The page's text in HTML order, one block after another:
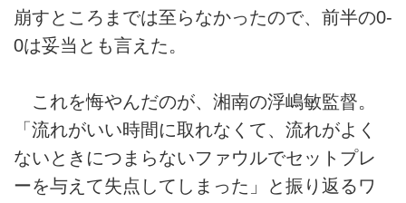
崩すところまでは至らなかったので、前半の0-
0は妥当とも言えた。
これを悔やんだのが、湘南の浮嶋敏監督。
「流れがいい時間に取れなくて、流れがよく
ないときにつまらないファウルでセットプレ
ーを与えて失点してしまった」と振り返るワ